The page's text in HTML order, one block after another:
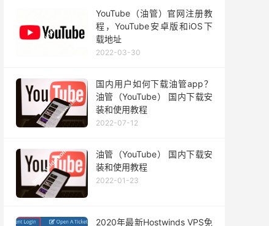
YouTube（油管）官网注册教
程，YouTube安卓版和iOS下
载地址
2022-03-30
国内用户如何下载油管app？
油管（YouTube） 国内下载安
装和使用教程
2022-07-12
油管（YouTube） 国内下载安
装和使用教程
2022-01-23
2020年最新Hostwinds VPS免